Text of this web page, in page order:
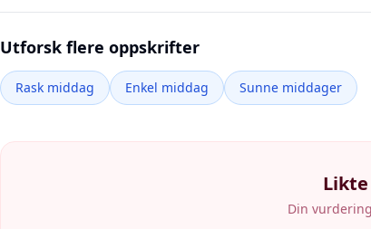
Utforsk flere oppskrifter
Rask middag Enkel middag Sunne middager
Din